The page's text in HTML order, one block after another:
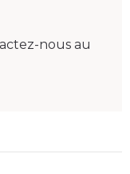
nous au